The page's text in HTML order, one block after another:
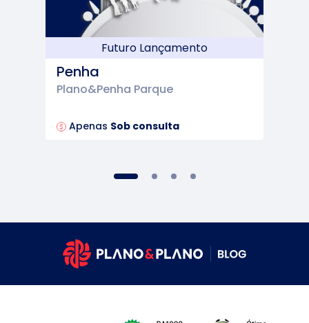
Futuro Lançamento
Penha
Plano&Penha Parque
Apenas Sob consulta